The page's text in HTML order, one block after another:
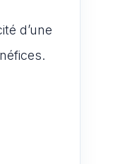
d’une